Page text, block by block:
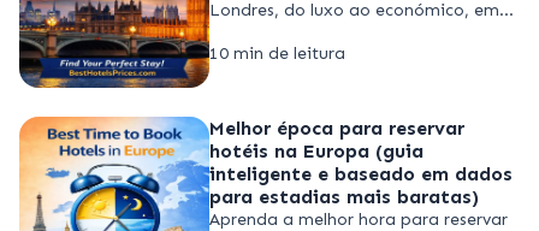
Londres, do luxo ao económico, em
escolha a melhor zona e reserve de
10 min de leitura
Melhor época para reservar
hotéis na Europa (guia
inteligente e baseado em dados
para estadias mais baratas)
Aprenda a melhor hora para reservar